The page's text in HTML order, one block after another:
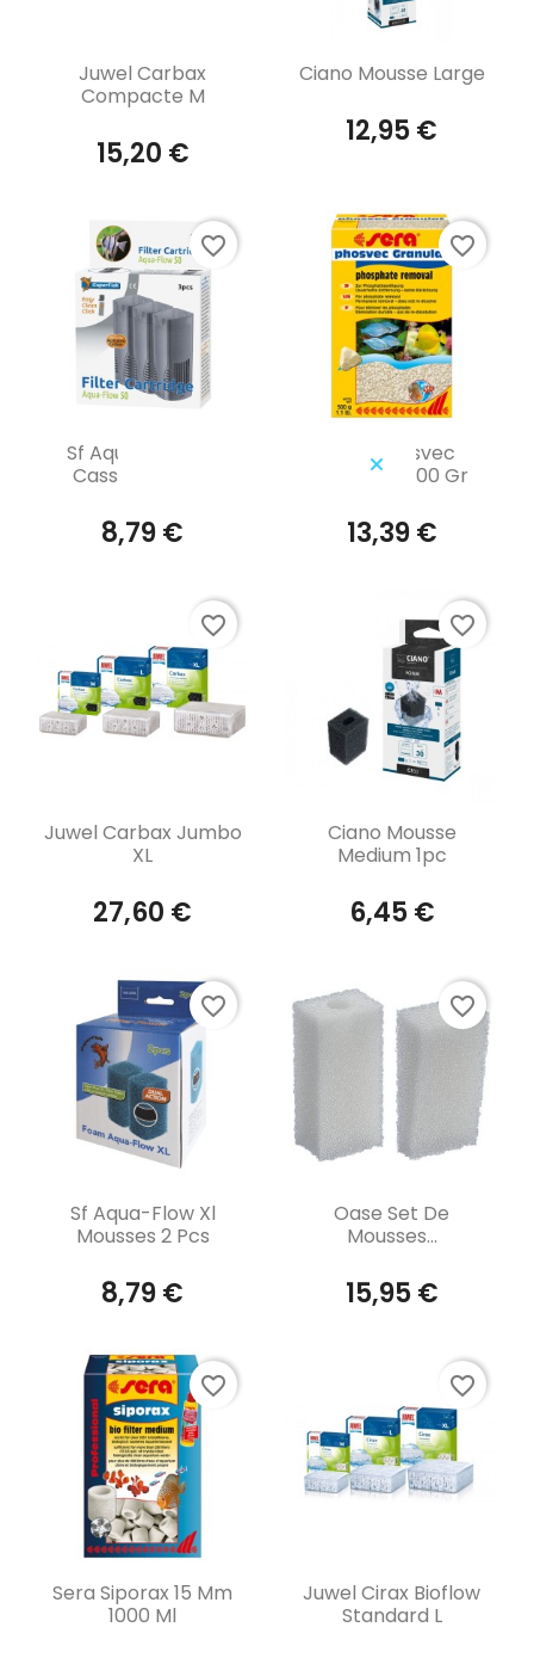
Aperçu rapide
Juwel Carbax
Compacte M
15,20 €
Aperçu rapide
Ciano Mousse Large
12,95 €
 Aperçu rapide
Sf Aqua-Flow 50
Cassette 3 Pcs
8,79 €
favorite_border
Aperçu rapide
Sera Phosvec
Granulat 500 Gr
13,39 €
favorite_border
Aperçu rapide
Juwel Carbax Jumbo
XL
27,60 €
favorite_border
Aperçu rapide
Ciano Mousse
Medium 1pc
6,45 €
favorite_border
 Aperçu rapide
Sf Aqua-Flow Xl
Mousses 2 Pcs
8,79 €
favorite_border
Aperçu rapide
Oase Set De
Mousses...
15,95 €
favorite_border
Aperçu rapide
Sera Siporax 15 Mm
1000 Ml
favorite_border
Aperçu rapide
Juwel Cirax Bioflow
Standard L
favorite_border